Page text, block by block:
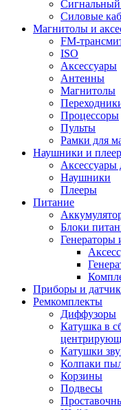
Силовые
Магнитолы и
FM-
ISO
Аксессуары
Антенны
Магнитолы
Процессоры
Пульты
Рамки для
Наушники и
Аксессуары
Наушники
Плееры
Питание
Блоки
Приборы и
Ремкомплекты
Диффузоры
Катушка в
Катушки
Колпаки
Корзины
Подвесы